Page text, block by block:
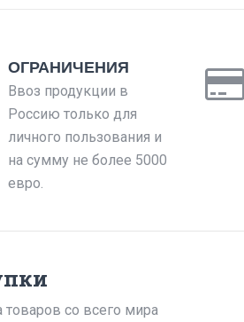
ОГРАНИЧЕНИЯ
Ввоз продукции в
Россию только для
личного пользования и
на сумму не более 5000
евро.
товаров со всего мира